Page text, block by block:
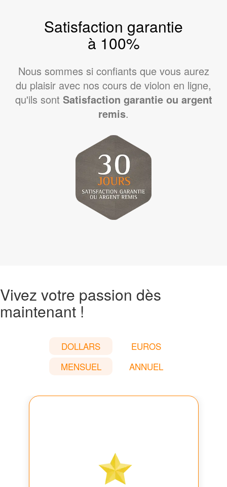
Satisfaction garantie
à 100%
Nous sommes si confiants que vous aurez
du plaisir avec nos cours de violon en ligne,
qu'ils sont Satisfaction garantie ou argent
remis.
Vivez votre passion dès
maintenant !
DOLLARS
EUROS
MENSUEL
ANNUEL